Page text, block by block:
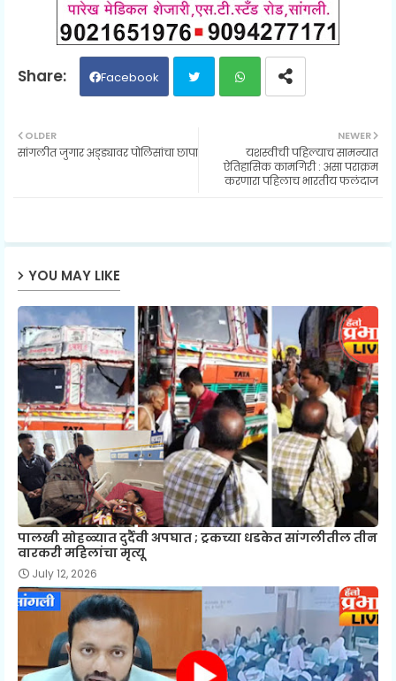
Facebook
ter ats
NEWER
यशस्वीची पहिल्याच सामन्यात
ऐतिहासिक कामगिरी : असा पराक्रम
करणारा पहिलाच भारतीय फलंदाज
OLDER
सांगलीत जुगार अड्ड्यावर पोलिसांचा छापा
YOU MAY LIKE
पालखी सोहळ्यात दुर्दैवी अपघात ; ट्रकच्या धडकेत सांगलीतील तीन
वारकरी महिलांचा मृत्यू
July 12, 2026